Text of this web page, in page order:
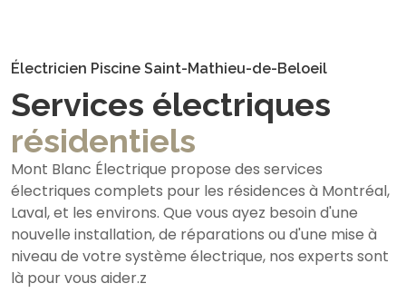
Électricien Piscine Saint-Mathieu-de-Beloeil
Services électriques
résidentiels
Mont Blanc Électrique propose des services
électriques complets pour les résidences à Montréal,
Laval, et les environs. Que vous ayez besoin d'une
nouvelle installation, de réparations ou d'une mise à
niveau de votre système électrique, nos experts sont
là pour vous aider.z